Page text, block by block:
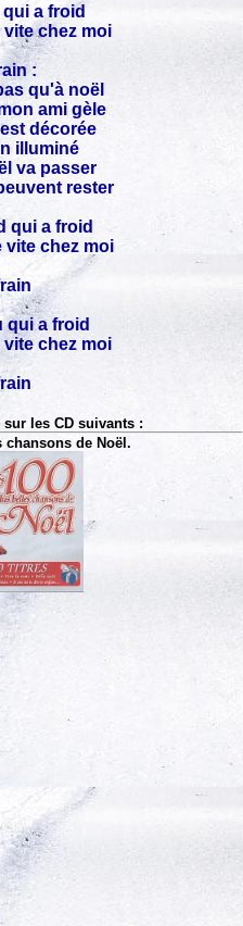
a froid
vite chez moi
:
qu'à noël
ami gèle
décorée
illuminé
va passer
rester
qui a froid
vite chez moi
qui a froid
vite chez moi
les CD suivants :
chansons de Noël.